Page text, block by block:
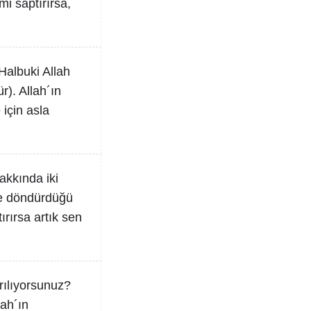
saptırırsa,
Allah
Allah´ın
için asla
iki
döndürdüğü
artık sen